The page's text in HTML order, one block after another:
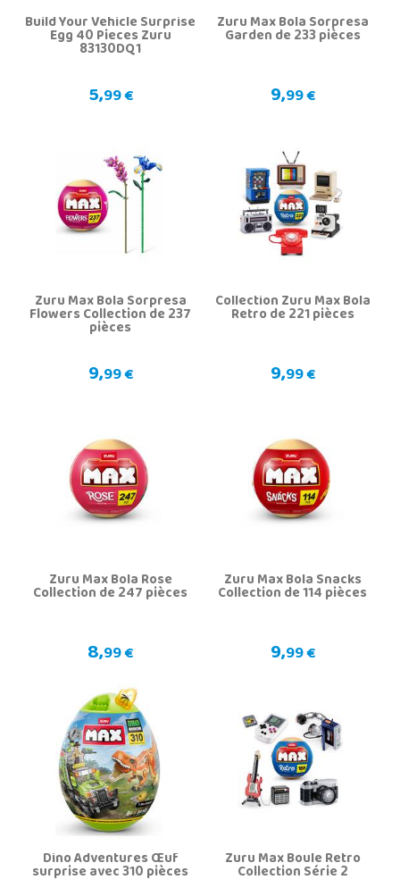
Build Your Vehicle Surprise
Egg 40 Pieces Zuru
83130DQ1
5,99 €
Zuru Max Bola Sorpresa
Garden de 233 pièces
9,99 €
Zuru Max Bola Sorpresa
Flowers Collection de 237
pièces
9,99 €
Collection Zuru Max Bola
Retro de 221 pièces
9,99 €
Zuru Max Bola Rose
Collection de 247 pièces
8,99 €
Zuru Max Bola Snacks
Collection de 114 pièces
9,99 €
Dino Adventures Œuf
surprise avec 310 pièces Zuru Max Boule Retro
Collection Série 2